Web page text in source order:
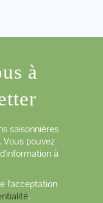
à
saisonnières
pouvez
à
l'acceptation
.